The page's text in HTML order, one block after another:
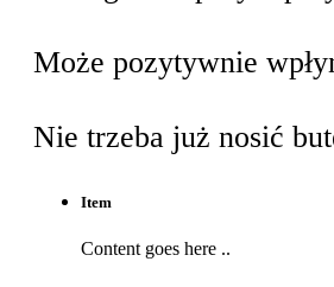
Akcesoria do testowania
Może pozytywnie
Nie trzeba już nosić
Item
Content goes here ..